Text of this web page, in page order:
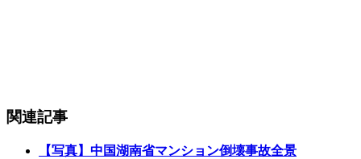
関連記事
【写真】中国湖南省マンション倒壊事故全景